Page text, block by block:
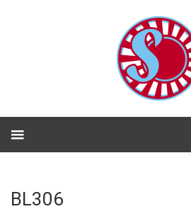
BL306